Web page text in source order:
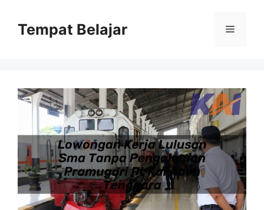
contentTempat Belajar Menu